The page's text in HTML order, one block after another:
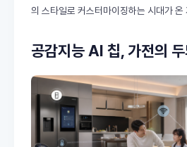
의 스타일로 커스터마이징하는 시대가 온
공감지능 AI 칩, 가전의